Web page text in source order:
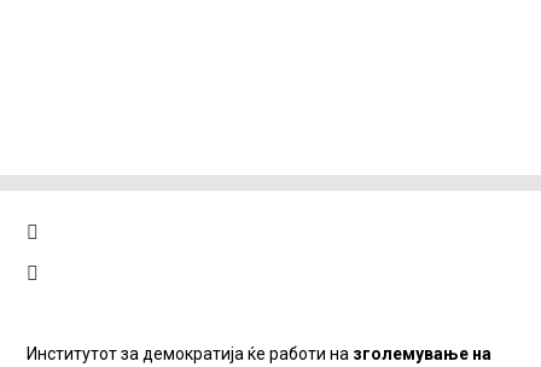
Институтот за демократија ќе работи на зголемување на